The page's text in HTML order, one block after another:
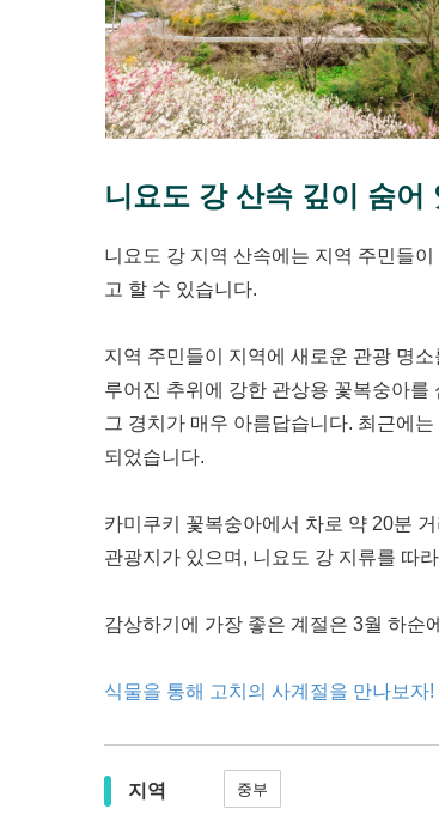
니요도 강 산속 깊이 숨어
니요도 강 지역 산속에는 지역 주민들
고 할 수 있습니다.
지역 주민들이 지역에 새로운 관광 명
루어진 추위에 강한 관상용 꽃복숭아
그 경치가 매우 아름답습니다. 최근에
되었습니다.
카미쿠키 꽃복숭아에서 차로 약 20분 거
관광지가 있으며, 니요도 강 지류를 따
감상하기에 가장 좋은 계절은 3월 하순
식물을 통해 고치의 사계절을 만나보자!
지역 중부